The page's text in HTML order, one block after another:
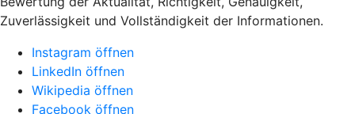
Zuverlässigkeit und Vollständigkeit der Informationen.
Instagram öffnen
LinkedIn öffnen
Wikipedia öffnen
Facebook öffnen